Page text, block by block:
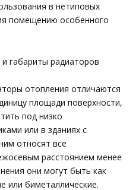
в нетиповых
помещению особенного
габариты радиаторов
отопления отличаются
площади поверхности,
под низко
или в зданиях с
относят все
расстоянием менее
они могут быть как
или биметаллические.